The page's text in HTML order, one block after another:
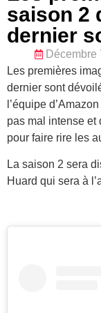
saison 2
dernier
Décembre
Les premières
dernier sont
l’équipe
pas mal intense et
pour faire rire les
La saison 2 sera
Huard qui sera à